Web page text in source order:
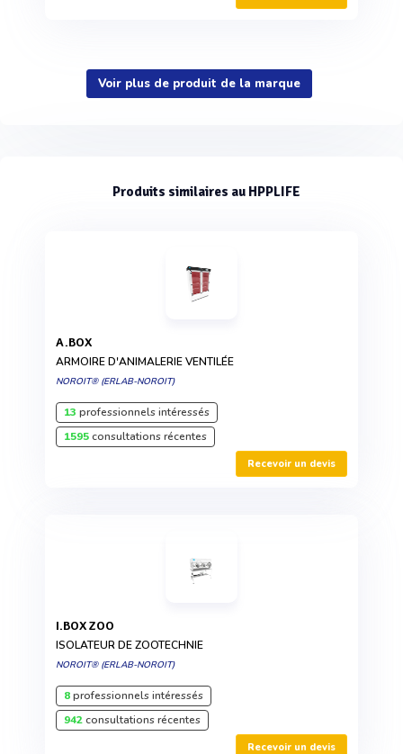
Voir plus de produit de la marque
Produits similaires au HPPLIFE
A.BOX
ARMOIRE D'ANIMALERIE VENTILÉE
NOROIT® (ERLAB-NOROIT)
13 professionnels intéressés
1595consultations récentes
Recevoir un devis
I.BOX ZOO
ISOLATEUR DE ZOOTECHNIE
NOROIT® (ERLAB-NOROIT)
8professionnels intéressés
942consultations récentes
Recevoir un devis